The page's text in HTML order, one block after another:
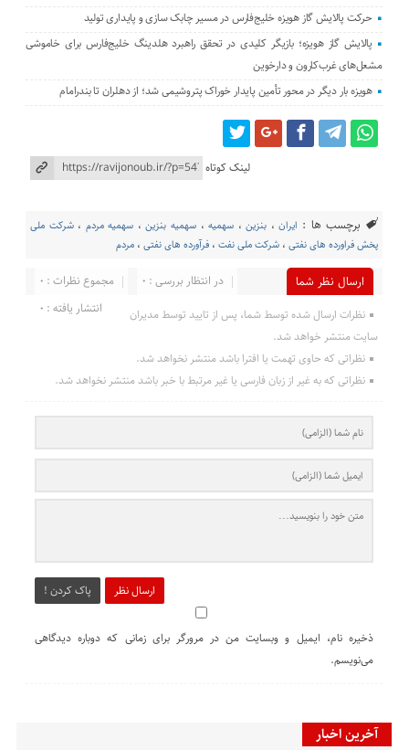
حرکت پالایش گاز هویزه خلیج‌فارس در مسیر چابک سازی و پایداری تولید
پالایش گاز هویزه؛ بازیگر کلیدی در تحقق راهبرد هلدینگ خلیج‌فارس برای خاموشی
مشعل‌های غرب‌کارون و دارخوین
هویزه بار دیگر در محور تأمین پایدار خوراک پتروشیمی شد؛ از دهلران تا بندرامام
لینک کوتاه
برچسب ها : ایران، بنزین، سهمیه، سهمیه بنزین، سهمیه مردم ،شرکت ملی
پخش فراورده های نفتی ،شرکت ملی نفت ،فرآورده های نفتی ،مردم
ارسال نظر شما مجموع نظرات : 0
در انتظار بررسی : 0
انتشار یافته : 0
نظرات ارسال شده توسط شما، پس از تایید توسط مدیران
سایت منتشر خواهد شد.
نظراتی که حاوی تهمت یا افترا باشد منتشر نخواهد شد.
نظراتی که به غیر از زبان فارسی یا غیر مرتبط با خبر باشد منتشر نخواهد شد.
ارسال نظر پاک کردن !
ذخیره نام، ایمیل و وبسایت من در مرورگر برای زمانی که دوباره دیدگاهی
می‌نویسم.
آخرین اخبار